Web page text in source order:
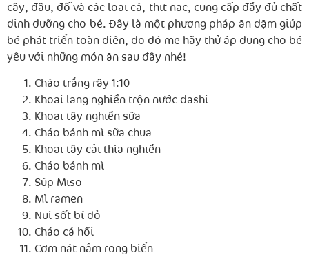
cây, đậu, đỗ và các loại cá, thịt nạc, cung cấp đầy đủ chất
dinh dưỡng cho bé. Đây là một phương pháp ăn dặm giúp
bé phát triển toàn diện, do đó mẹ hãy thử áp dụng cho bé
yêu với những món ăn sau đây nhé!
Cháo trắng rây 1:10
Khoai lang nghiền trộn nước dashi
Khoai tây nghiền sữa
Cháo bánh mì sữa chua
Khoai tây cải thìa nghiền
Cháo bánh mì
Súp Miso
Mì ramen
Nui sốt bí đỏ
Cháo cá hồi
Cơm nát nắm rong biển